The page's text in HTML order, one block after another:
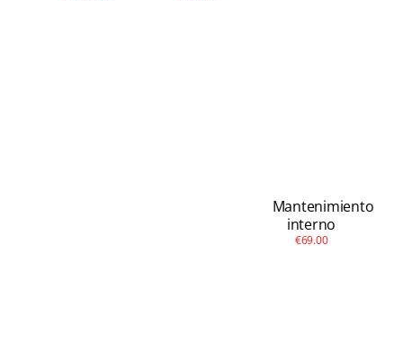
Mantenimiento
interno
€69.00